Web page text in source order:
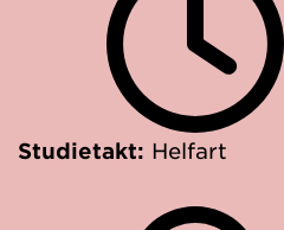
Studietakt: Helfart